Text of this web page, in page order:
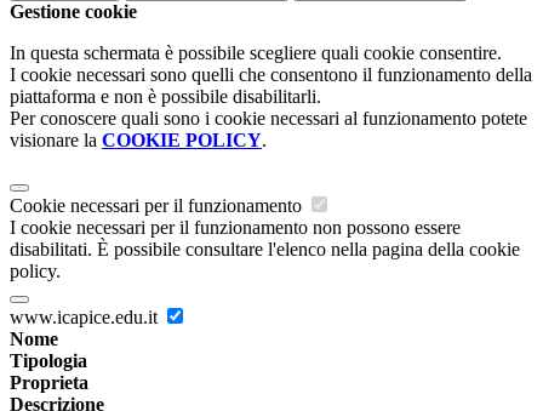
Gestione cookie
In questa schermata è possibile scegliere quali cookie consentire.
I cookie necessari sono quelli che consentono il funzionamento della
piattaforma e non è possibile disabilitarli.
Per conoscere quali sono i cookie necessari al funzionamento potete
visionare la COOKIE POLICY.
Cookie necessari per il funzionamento
I cookie necessari per il funzionamento non possono essere
disabilitati. È possibile consultare l'elenco nella pagina della cookie
policy.
www.icapice.edu.it
Nome
Tipologia
Proprieta
Descrizione